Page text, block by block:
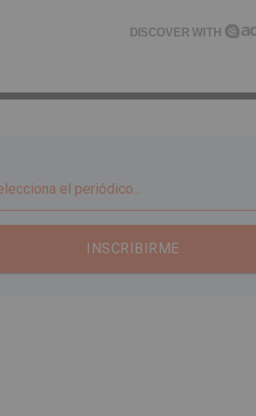
DISCOVER WITH
INSCRIBIRME